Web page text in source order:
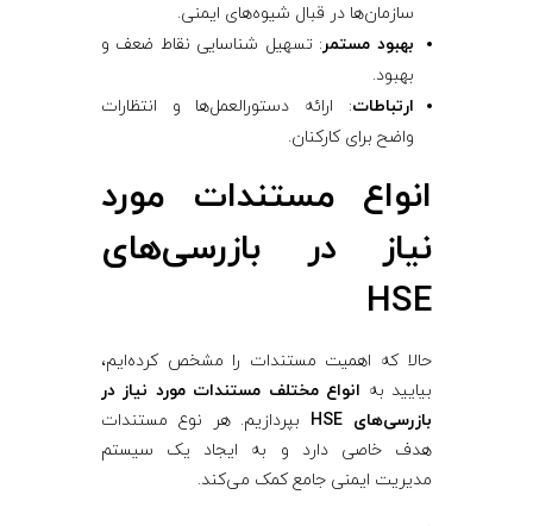
سازمان‌ها در قبال شیوه‌های ایمنی.
بهبود مستمر: تسهیل شناسایی نقاط ضعف و
بهبود.
ارتباطات: ارائه دستورالعمل‌ها و انتظارات
واضح برای کارکنان.
انواع مستندات مورد
نیاز در بازرسی‌های
HSE
حالا که اهمیت مستندات را مشخص کرده‌ایم،
بیایید به انواع مختلف مستندات مورد نیاز در
بازرسی‌های HSE
بپردازیم. هر نوع مستندات
هدف خاصی دارد و به ایجاد یک سیستم
مدیریت ایمنی جامع کمک می‌کند.